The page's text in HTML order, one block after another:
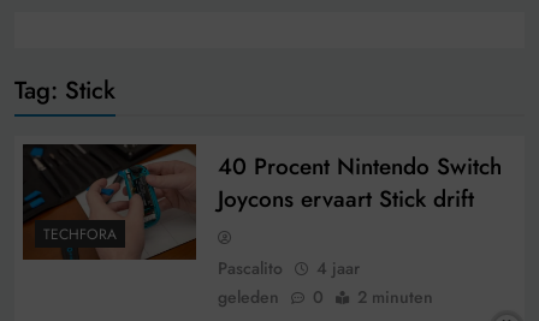
Tag: Stick
TECHFORA
40 Procent Nintendo Switch
Joycons ervaart Stick drift
Pascalito
4 jaar
geleden
0 2 minuten